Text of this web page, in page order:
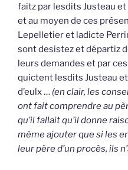
faitz par lesdits Justeau
et au moyen de ces
Lepelletier et ladicte
sont desistez et départiz
leurs demandes et par
quictent lesdits Justeau
d’eulx … (en clair, les
ont fait comprendre au
qu’il fallait qu’il donne
même ajouter que si les
leur père d’un procès, ils